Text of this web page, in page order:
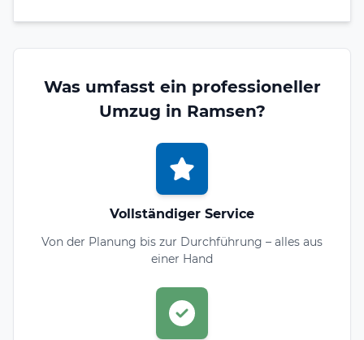
Was umfasst ein professioneller
Umzug in Ramsen?
Vollständiger Service
Von der Planung bis zur Durchführung – alles aus
einer Hand